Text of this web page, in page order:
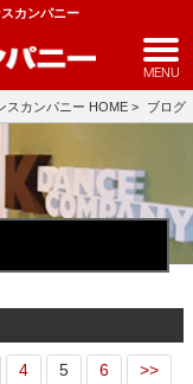
カンパニー
MENU
スカンパニー HOME > ブログ
4 5 6
>>